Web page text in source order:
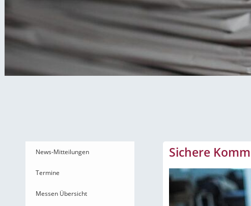
News-Mitteilungen
Termine
Messen Übersicht
Sichere